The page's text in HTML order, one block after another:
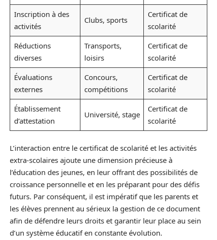
Inscription à des
activités
Clubs, sports
Certificat de
scolarité
Réductions
diverses
Transports,
loisirs
Certificat de
scolarité
Évaluations
externes
Concours,
compétitions
Certificat de
scolarité
Établissement
d’attestation
Université, stage
Certificat de
scolarité
L’interaction entre le certificat de scolarité et les activités
extra-scolaires ajoute une dimension précieuse à
l’éducation des jeunes, en leur offrant des possibilités de
croissance personnelle et en les préparant pour des défis
futurs. Par conséquent, il est impératif que les parents et
les élèves prennent au sérieux la gestion de ce document
afin de défendre leurs droits et garantir leur place au sein
d’un système éducatif en constante évolution.